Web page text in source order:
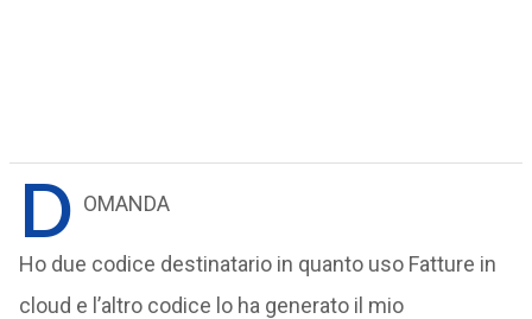
D OMANDA
Ho due codice destinatario in quanto uso Fatture in
cloud e l’altro codice lo ha generato il mio